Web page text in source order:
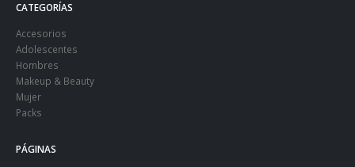
CATEGORÍAS
Accesorios
Adolescentes
Hombres
Makeup & Beauty
Mujer
Packs
PÁGINAS